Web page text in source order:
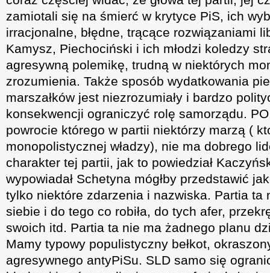
zamiotali się na śmierć w krytyce PiS, ich
irracjonalne, błędne, trącące rozwiązaniami
Kamysz, Piechociński i ich młodzi koledzy
agresywną polemikę, trudną w niektórych
zrozumienia. Także sposób wydatkowania
marszałków jest niezrozumiały i bardzo
konsekwencji ograniczyć rolę samorządu.
powrocie którego w partii niektórzy marzą (
monopolistycznej władzy), nie ma dobrego
charakter tej partii, jak to powiedział
wypowiadał Schetyna mógłby przedstawić
tylko niektóre zdarzenia i nazwiska. Partia ta
siebie i do tego co robiła, do tych afer,
swoich itd. Partia ta nie ma żadnego planu
Mamy typowy populistyczny bełkot,
agresywnego antyPiSu. SLD samo się